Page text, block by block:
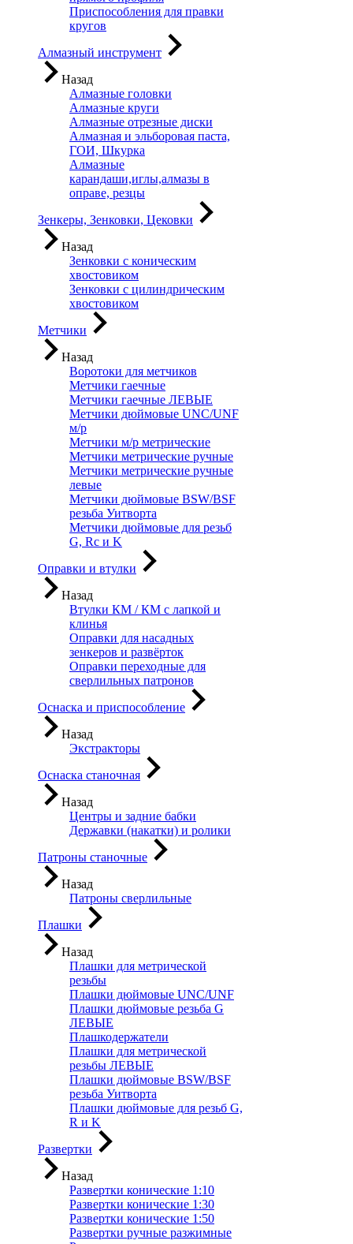
Приспособления для правки
кругов
Алмазный инструмент
Назад
Алмазные головки
Алмазные круги
Алмазные отрезные диски
Алмазная и эльборовая паста,
ГОИ, Шкурка
Алмазные
карандаши,иглы,алмазы в
оправе, резцы
Зенкеры, Зенковки, Цековки
Назад
Зенковки с коническим
хвостовиком
Зенковки с цилиндрическим
хвостовиком
Метчики
Назад
Воротоки для метчиков
Метчики гаечные
Метчики гаечные ЛЕВЫЕ
Метчики дюймовые UNC/UNF
м/р
Метчики м/р метрические
Метчики метрические ручные
Метчики метрические ручные
левые
Метчики дюймовые BSW/BSF
резьба Уитворта
Метчики дюймовые для резьб
G, Rc и K
Оправки и втулки
Назад
Втулки КМ / КМ с лапкой и
клинья
Оправки для насадных
зенкеров и развёрток
Оправки переходные для
сверлильных патронов
Оснаска и приспособление
Назад
Экстракторы
Оснаска станочная
Назад
Центры и задние бабки
Державки (накатки) и ролики
Патроны станочные
Назад
Патроны сверлильные
Плашки
Назад
Плашки для метрической
резьбы
Плашки дюймовые UNC/UNF
Плашки дюймовые резьба G
ЛЕВЫЕ
Плашкодержатели
Плашки для метрической
резьбы ЛЕВЫЕ
Плашки дюймовые BSW/BSF
резьба Уитворта
Плашки дюймовые для резьб G,
R и K
Развертки
Назад
Развертки конические 1:10
Развертки конические 1:30
Развертки конические 1:50
Развертки ручные разжимные